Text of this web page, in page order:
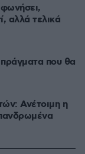
αλλά τελικά
που θα
Ανέτοιμη η